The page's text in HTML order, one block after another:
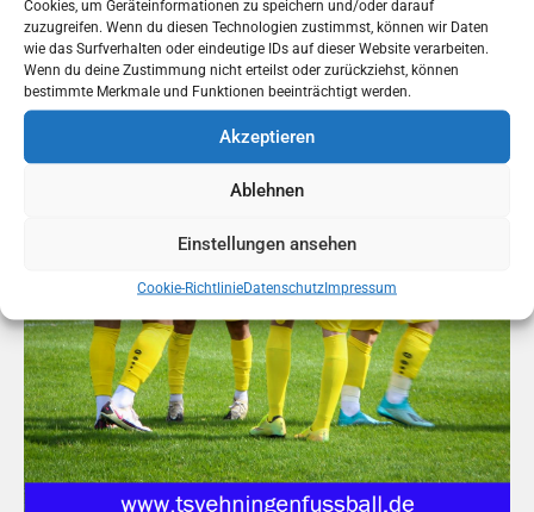
Cookies, um Geräteinformationen zu speichern und/oder darauf
zuzugreifen. Wenn du diesen Technologien zustimmst, können wir Daten
wie das Surfverhalten oder eindeutige IDs auf dieser Website verarbeiten.
Wenn du deine Zustimmung nicht erteilst oder zurückziehst, können
bestimmte Merkmale und Funktionen beeinträchtigt werden.
Akzeptieren
Ablehnen
Einstellungen ansehen
Cookie-RichtlinieDatenschutzImpressum